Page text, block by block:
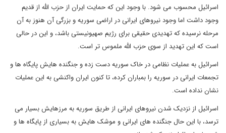
اسرائیل محسوب می شود. با وجود این که حمایت ایران از حزب الله از قدیم
وجود داشت اما وجود نیروهای ایرانی در اراضی سوریه و بزرگی آن هنوز به آن
مرحله نرسیده که تهدیدی حقیقی برای رژیم صهیونیستی باشد، و این در حالی
است که این تهدید از سوی حزب الله ملموس تر است.
اسرائیل به عملیات نظامی در خاک سوریه دست زده و جنگنده هایش پایگاه ها و
تجمعات ایرانی در سوریه را بمباران کرده، تا کنون ایران واکنشی به این عملیات
نشان نداده است.
اسرائیل از نزدیک شدن نیروهای ایرانی از طریق سوریه به مرزهایش بسیار می
ترسد، با این حال جنگنده های ایرانی و موشک هایش به بسیاری از پایگاه ها و